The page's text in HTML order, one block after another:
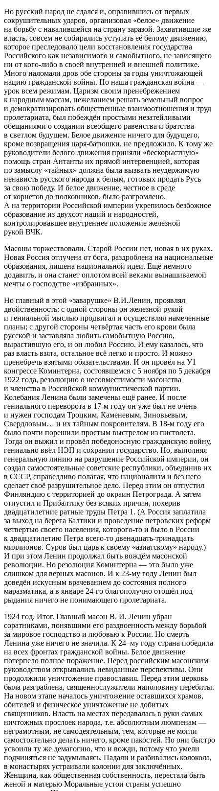
Но русский народ не сдался и, оправившись от первых
сокрушительных ударов, организовал «белое» движение
на борьбу с навалившейся на страну заразой. Захватившие же
власть, совсем не собирались уступать её белому движению,
которое преследовало цели восстановления государства
Российского как независимого и самобытного, не зависящего
ни от кого-либо в своей внутренней и внешней политике.
Много наломали дров обе стороны за годы уничтожающей
нацию гражданской войны. Но наша гражданская война —
урок всем режимам. Царизм своим пренебрежением
к народным массам, нежеланием решать земельный вопрос
и демократизировать общественные взаимоотношения и труд
пролетариата, был побеждён простыми незатейливыми
обещаниями о создании всеобщего равенства и братства
в светлом будущем. Белое движение ничего для будущего,
кроме возвращения царя-батюшки, не предложило. К тому же
руководители белого движения приняли «бескорыстную»
помощь стран Антанты их прямой интервенцией, которая
по замыслу «тайных» должна была вызвать неудержимую
ненависть русского народа к белым, готовых продать Русь
за свою победу. И белое движение, честное в среде
от корнетов до полковников, было разгромлено.
А на территории Российской империи укрепилось безбожное
образование из двухсот наций и народностей,
контролировавшее внутреннее положение железной
рукой ВЧК.
Масоны торжествовали. Старой России нет, новая в их руках.
Новая Россия отлучена от бога, раздроблена на национальные
образования, лишена национальной идеи. Ещё немного
додавить, и она станет оплотом всей веками вынашиваемой
мечты о господстве «избранных».
Но главный в этой «заварушке» В.И.Ленин, проявлял
двойственность: с одной стороны он железной рукой
и гениальной мыслью продвигал и осуществлял намеченные
планы; с другой стороны четвёртая часть его крови была
русской и заставляла любить самобытную Россию,
вырастившую его, и он любил Россию. И ему казалось, что
раз власть взята, остальное всё легко и просто. И можно
пренебречь взятыми обязательствами. И он провёл на У1
конгрессе Коминтерна, состоявшемся с 5 ноября по 5 декабря
1922 года, резолюцию о несовместимости масонства
и членства в Российской коммунистической партии.
Колебания Ленина были замечены ещё ранее. И после
гениального переворота в 17-м году он уже был не очень
и нужен господам Троцким, Каменевым, Зиновьевым,
Свердловым… и их тайным покровителям. В 18-м году его
было почти порешили простым выстрелом из пистолета.
Тогда он выжил и провёл победоносную гражданскую войну,
гениально ввёл НЭП и сохранил государство. Но, выполняя
генеральную линию на разрушение Российской империи, он
создал самостоятельные советские республики, объединив их
в СССР, справедливо полагая, что национализм и без него
сделает своё разрушительное дело. Перед этим он отпустил
Финляндию с территорией до окраин Петрограда. А затем
отпустил и Прибалтику без всяких причин, похерив
двадцатилетние ратные труды Петра 1. (А Россия заплатила
за выход на берега Балтики и проведение петровских реформ
четвертью своего населения, которого-то и было в России
к двадцатилетию Петра всего-то двенадцать-тринадцать
миллионов. Суров был царь к своему «азиатскому» народу.)
И при этом Ленин продолжал быть вождём масонской
революции. Но резолюция Коминтерна — это было уже
слишком для верных масонов. И к 23-му году Ленин был
доведён искусным врачеванием до состояния полного
маразматика, а в январе 24-го благополучно отошёл под
рыдания ничего не понимающего пролетариата.
1924 год. Итог. Главный масон В. И. Ленин убран
соратниками, понявшими его раздвоенность между борьбой
за мировое господство и любовью к России. Но смерть
Ленина уже ничего не значила. К 24–му году страна победила
на всех фронтах гражданской войны. Белое движение
потерпело полное поражение. Перед российским масонским
руководством открывались невиданные перспективы. Они
продолжили уничтожение православия. Перед этим церковь
была разграблена, священнослужители наполовину перебиты.
На новом этапе началось уничтожение оставшихся храмов,
обителей и физическое уничтожение не добитых
священников. Власть на местах передавалась в руки самых
ничтожных прослоек народа, т.е. абсолютным люмпенам —
неграмотным, не самодеятельным, тем, которые не могли
самостоятельно делать ничего, кроме пакостей. Но они быстро
усвоили ту же демагогию, что и вожди, потому что умели
подчиняться не задумываясь. Падали и разбивались колокола,
в монастырях устраивали колонии для заключённых.
Женщина, как общественная собственность, перестала быть
женой и матерью Моральные устои страны успешно